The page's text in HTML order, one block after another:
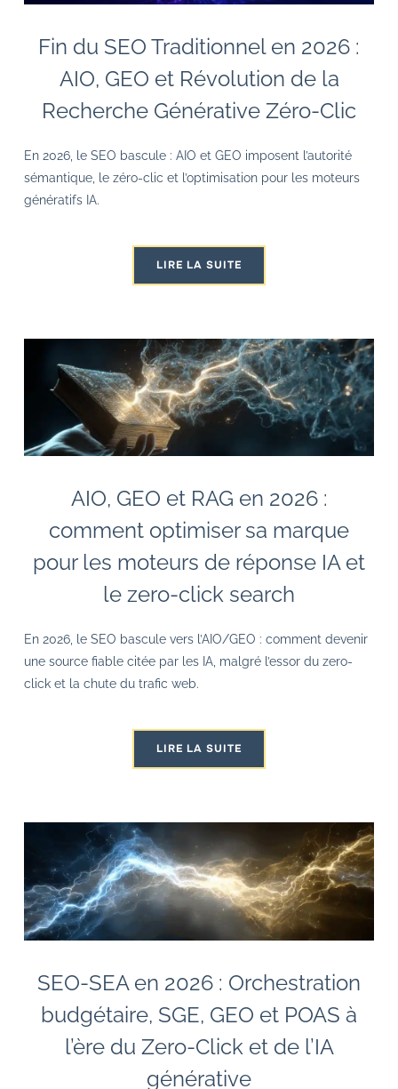
Fin du SEO Traditionnel en 2026 :
AIO, GEO et Révolution de la
Recherche Générative Zéro-Clic
En 2026, le SEO bascule : AIO et GEO imposent l’autorité
sémantique, le zéro-clic et l’optimisation pour les moteurs
génératifs IA.
LIRE LA SUITE
AIO, GEO et RAG en 2026 :
comment optimiser sa marque
pour les moteurs de réponse IA et
le zero-click search
En 2026, le SEO bascule vers l’AIO/GEO : comment devenir
une source fiable citée par les IA, malgré l’essor du zero-
click et la chute du trafic web.
LIRE LA SUITE
SEO-SEA en 2026 : Orchestration
budgétaire, SGE, GEO et POAS à
l’ère du Zero-Click et de l’IA
générative